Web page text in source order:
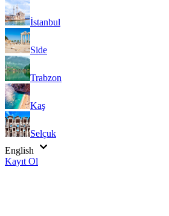
İstanbul
Side
Trabzon
Kaş
Selçuk
English
Kayıt Ol